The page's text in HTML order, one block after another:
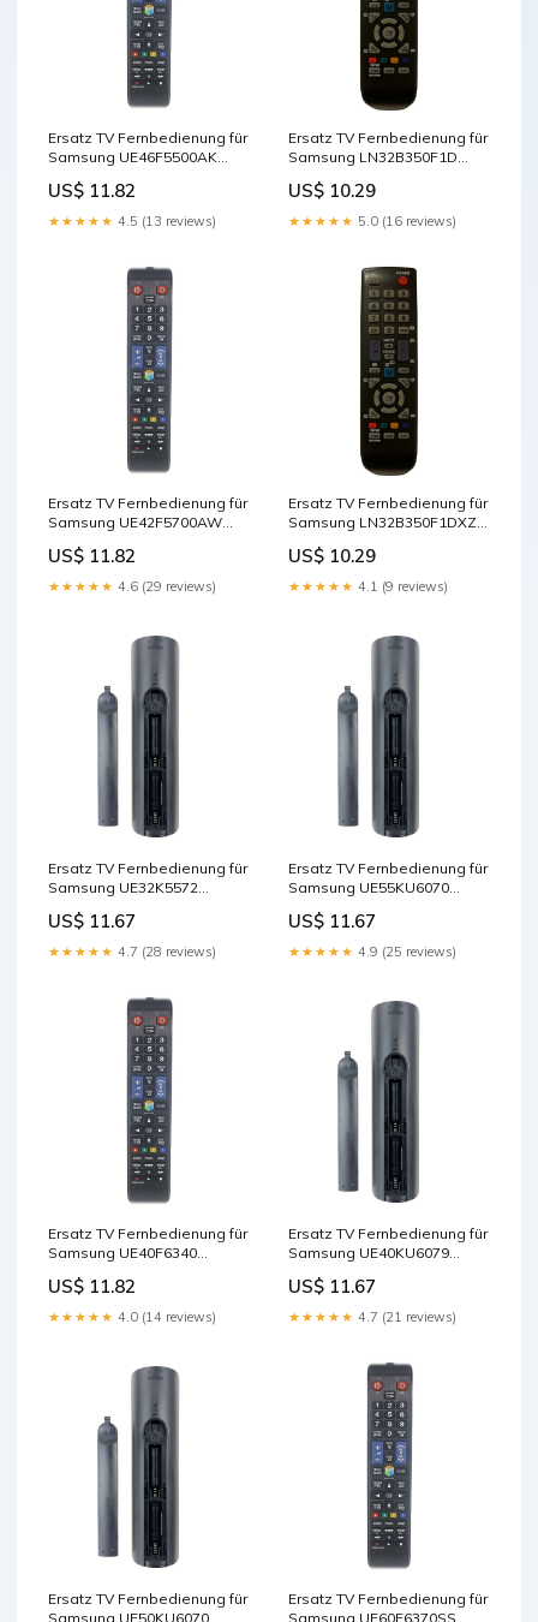
Ersatz TV Fernbedienung für
Samsung UE46F5500AK
US$ 11.82
★★★★★ 4.5 (13 reviews)
Ersatz TV Fernbedienung für
Samsung LN32B350F1D
US$ 10.29
★★★★★ 5.0 (16 reviews)
Ersatz TV Fernbedienung für
Samsung UE42F5700AW
US$ 11.82
★★★★★ 4.6 (29 reviews)
Ersatz TV Fernbedienung für
Samsung LN32B350F1DXZA
US$ 10.29
★★★★★ 4.1 (9 reviews)
Ersatz TV Fernbedienung für
Samsung UE32K5572
US$ 11.67
★★★★★ 4.7 (28 reviews)
Ersatz TV Fernbedienung für
Samsung UE55KU6070
US$ 11.67
★★★★★ 4.9 (25 reviews)
Ersatz TV Fernbedienung für
Samsung UE40F6340
US$ 11.82
★★★★★ 4.0 (14 reviews)
Ersatz TV Fernbedienung für
Samsung UE40KU6079
US$ 11.67
★★★★★ 4.7 (21 reviews)
Ersatz TV Fernbedienung für
Samsung UE50KU6070
Ersatz TV Fernbedienung für
Samsung UE60F6370SS